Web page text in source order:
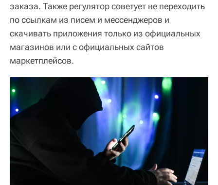
заказа. Также регулятор советует не переходить
по ссылкам из писем и мессенджеров и
скачивать приложения только из официальных
магазинов или с официальных сайтов
маркетплейсов.